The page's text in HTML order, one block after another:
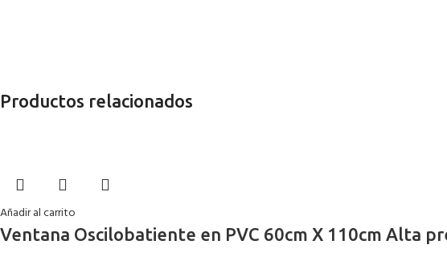
Productos relacionados
Añadir al carrito
Ventana Oscilobatiente en PVC 60cm X 110cm Alta